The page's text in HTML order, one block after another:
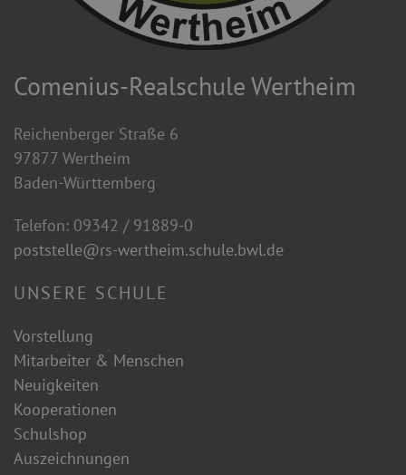
Comenius-Realschule Wertheim
Reichenberger Straße 6
97877 Wertheim
Baden-Württemberg
Telefon: 09342 / 91889-0
poststelle@rs-wertheim.schule.bwl.de
UNSERE SCHULE
Vorstellung
Mitarbeiter & Menschen
Neuigkeiten
Kooperationen
Schulshop
Auszeichnungen